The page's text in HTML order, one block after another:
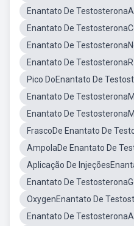
Enantato De
Enantato De
Enantato De
Enantato De TestosteronaR
Pico DoEnantato De
Enantato De
Enantato De
FrascoDe Enantato De
AmpolaDe Enantato De
Aplicação De
Enantato De
OxygenEnantato De
Enantato De